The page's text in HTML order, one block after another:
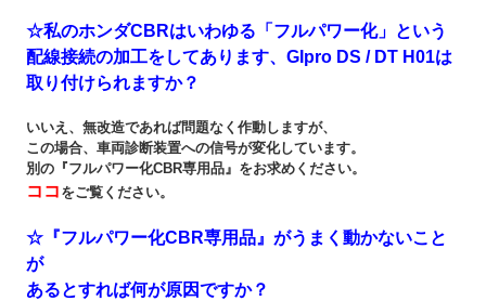
☆私のホンダCBRはいわゆる「フルパワー化」という
配線接続の加工をしてあります、GIpro DS / DT H01は
取り付けられますか？
いいえ、無改造であれば問題なく作動しますが、
この場合、車両診断装置への信号が変化しています。
別の『フルパワー化CBR専用品』をお求めください。
ココ をご覧ください。
☆『フルパワー化CBR専用品』がうまく動かないこと
が
あるとすれば何が原因ですか？